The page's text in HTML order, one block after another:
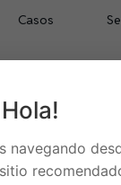
Casos
Florida
navegando